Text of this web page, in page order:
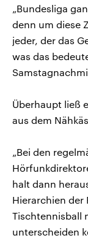
„Bundesliga
denn um diese
jeder, der das
was das
Überhaupt ließ
aus dem
„Bei den
halt dann
Hierarchien der
Tischtennisball
unterscheiden